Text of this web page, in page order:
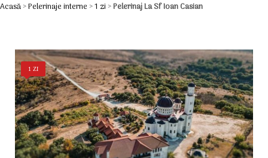
Acasă>Pelerinaje interne>1 zi>Pelerinaj La Sf Ioan Casian
1 ZI